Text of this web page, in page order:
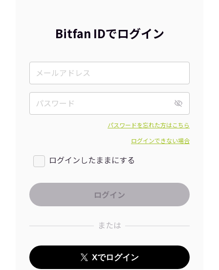
Bitfan IDでログイン
パスワードを忘れた方はこちら
ログインできない場合
ログインしたままにする
または
Xでログイン